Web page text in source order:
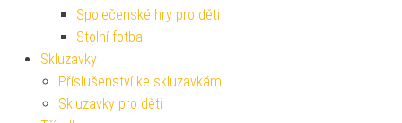
Společenské hry pro děti
Stolní fotbal
Skluzavky
Příslušenství ke skluzavkám
Skluzavky pro děti